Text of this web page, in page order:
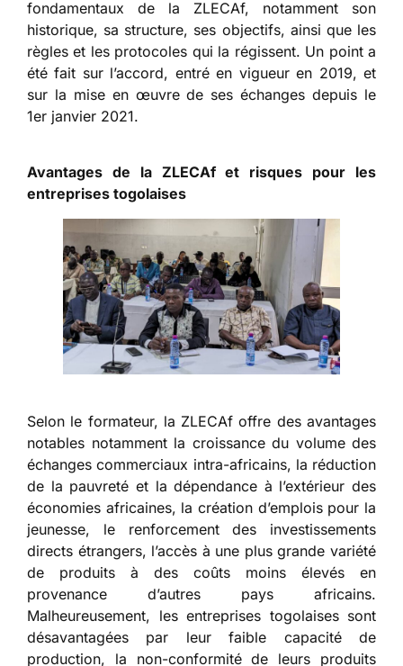
fondamentaux de la ZLECAf, notamment son
historique, sa structure, ses objectifs, ainsi que les
règles et les protocoles qui la régissent. Un point a
été fait sur l’accord, entré en vigueur en 2019, et
sur la mise en œuvre de ses échanges depuis le
1er janvier 2021.
Avantages de la ZLECAf et risques pour les
entreprises togolaises
Selon le formateur, la ZLECAf offre des avantages
notables notamment la croissance du volume des
échanges commerciaux intra-africains, la réduction
de la pauvreté et la dépendance à l’extérieur des
économies africaines, la création d’emplois pour la
jeunesse, le renforcement des investissements
directs étrangers, l’accès à une plus grande variété
de produits à des coûts moins élevés en
provenance d’autres pays africains.
Malheureusement, les entreprises togolaises sont
désavantagées par leur faible capacité de
production, la non-conformité de leurs produits